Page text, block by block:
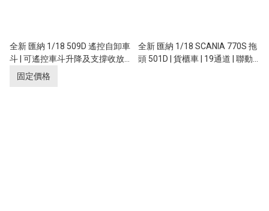
全新 匯納 1/18 509D 遙控自卸車
斗 | 可遙控車斗升降及支撐收放
｜需配盒770S拖頭使用
固定價格
全新 匯納 1/18 SCANIA 770S 拖
頭 501D | 貨櫃車 | 19通道 | 聯動